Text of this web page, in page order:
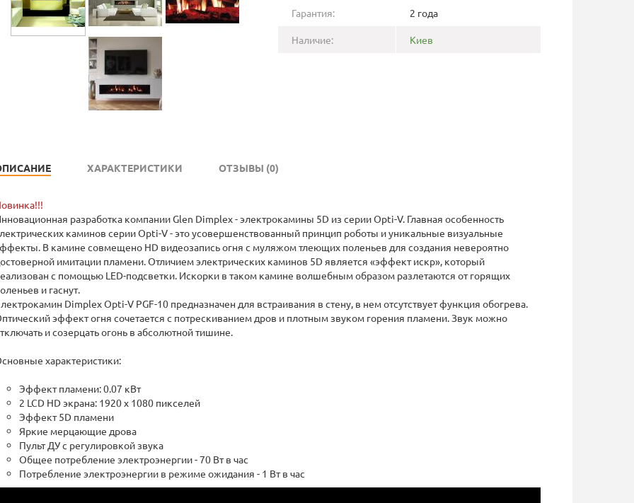
Гарантия: 2 года
Наличие: Киев
ХАРАКТЕРИСТИКИ ОТЗЫВЫ (0)
разработка компании Glen Dimplex - электрокамины 5D из серии Opti-V. Главная особенность
каминов серии Opti-V - это усовершенствованный принцип роботы и уникальные визуальные
В камине совмещено HD видеозапись огня с муляжом тлеющих поленьев для создания невероятно
имитации пламени. Отличием электрических каминов 5D является «эффект искр», который
с помощью LED-подсветки. Искорки в таком камине волшебным образом разлетаются от горящих
и гаснут.
Dimplex Opti-V PGF-10 предназначен для встраивания в стену, в нем отсутствует функция обогрева.
эффект огня сочетается с потрескиванием дров и плотным звуком горения пламени. Звук можно
и созерцать огонь в абсолютной тишине.
характеристики:
Эффект пламени: 0.07 кВт
2 LCD HD экрана: 1920 х 1080 пикселей
Эффект 5D пламени
Яркие мерцающие дрова
Пульт ДУ c регулировкой звука
Общее потребление электроэнергии - 70 Вт в час
Потребление электроэнергии в режиме ожидания - 1 Вт в час